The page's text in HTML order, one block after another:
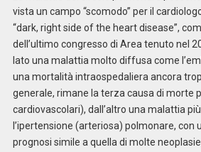
vista un campo “scomodo” per il
“dark, right side of the heart disease”,
dell’ultimo congresso di Area tenuto nel
lato una malattia molto diffusa come
una mortalità intraospedaliera ancora
generale, rimane la terza causa di morte
cardiovascolari), dall’altro una malattia
l’ipertensione (arteriosa) polmonare, con
prognosi simile a quella di molte